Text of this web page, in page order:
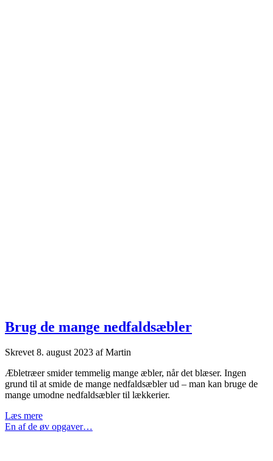
Brug de mange nedfaldsæbler
Skrevet8. august 2023 afMartin
Æbletræer smider temmelig mange æbler, når det blæser. Ingen
grund til at smide de mange nedfaldsæbler ud – man kan bruge de
mange umodne nedfaldsæbler til lækkerier.
Læs mereBrug
de
En af de øv opgaver…